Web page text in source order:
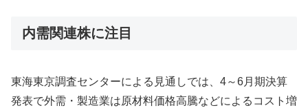
内需関連株に注目
東海東京調査センターによる見通しでは、4～6月期決算
発表で外需・製造業は原材料価格高騰などによるコスト増